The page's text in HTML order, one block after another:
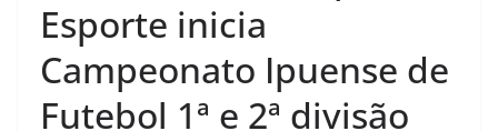
Esporte inicia
Campeonato Ipuense de
Futebol 1ª e 2ª divisão